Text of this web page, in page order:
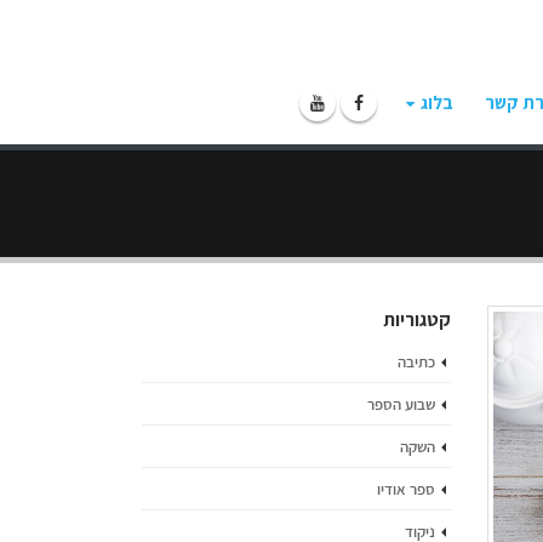
קשר בלוג
קטגוריות
כתיבה
שבוע הספר
השקה
ספר אודיו
ניקוד